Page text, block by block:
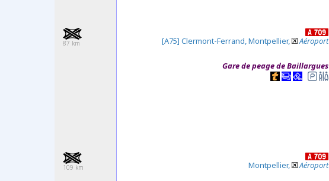
87 km [A75] Clermont-Ferrand, Montpellier, Aéroport
Gare de peage de Baillargues
109 km Montpellier, Aéroport